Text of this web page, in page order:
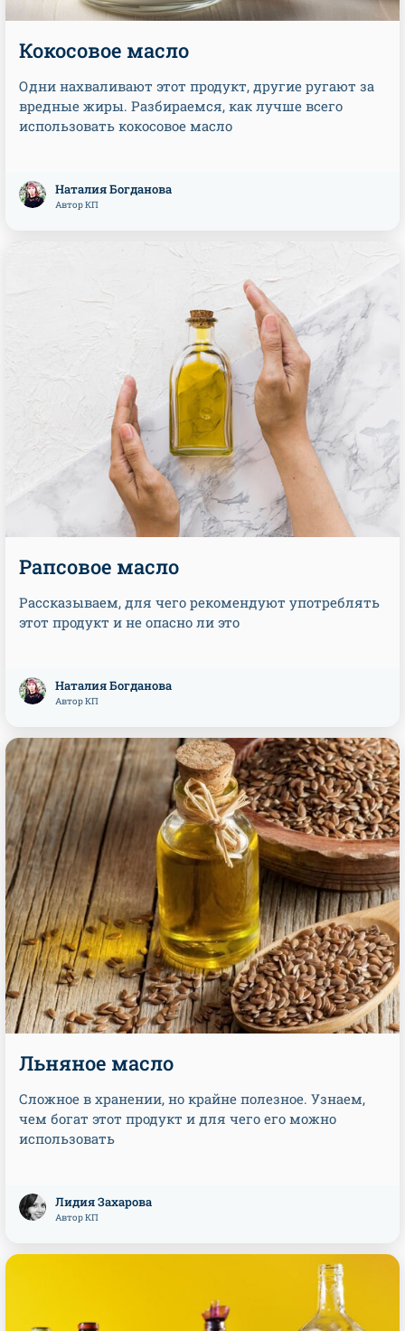
Кокосовое масло
Одни нахваливают этот продукт, другие ругают за
вредные жиры. Разбираемся, как лучше всего
использовать кокосовое масло
Наталия Богданова
Автор КП
Рапсовое масло
Рассказываем, для чего рекомендуют употреблять
этот продукт и не опасно ли это
Наталия Богданова
Автор КП
Льняное масло
Сложное в хранении, но крайне полезное. Узнаем,
чем богат этот продукт и для чего его можно
использовать
Лидия Захарова
Автор КП